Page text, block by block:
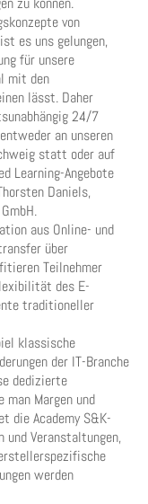
von
es uns gelungen,
für unsere
mit den
lässt. Daher
24/7
an unseren
statt oder auf
Learning-Angebote
Daniels,
aus Online- und
über
Teilnehmer
des E-
traditioneller
klassische
der IT-Branche
dedizierte
man Margen und
die Academy S&K-
und Veranstaltungen,
werden